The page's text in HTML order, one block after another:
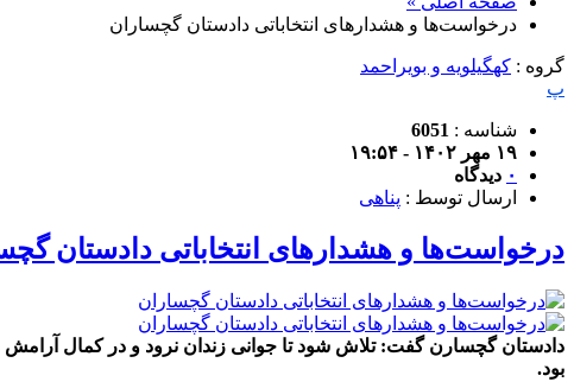
درخواست‌ها و هشدارهای انتخاباتی دادستان گچساران
گروه : کهگیلویه و بویراحمد
پ
شناسه : 6051
۱۹ مهر ۱۴۰۲ - ۱۹:۵۴
۰ دیدگاه
ارسال توسط : پناهی
درخواست‌ها و هشدارهای انتخاباتی دادستان
دادستان گچسارن گفت: تلاش شود تا جوانی زندان نرود و در کمال آرامش و
بود.